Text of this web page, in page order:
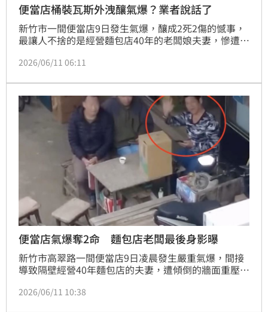
便當店桶裝瓦斯外洩釀氣爆？業者說話了
新竹市一間便當店9日發生氣爆，釀成2死2傷的憾事，
最讓人不捨的是經營麵包店40年的老闆娘夫妻，慘遭橫
瓦斯管線設備異常導致大量瓦斯外洩，遇上電氣引爆，
瓦斯的業者今日出面駁斥，氣爆現場已經找到偵測器殘
骸，呼籲在火調結果出爐前勿過早下定論。
2026/06/11 06:11
便當店氣爆奪2命 麵包店老闆最後身影曝
新竹市高翠路一間便當店9日凌晨發生嚴重氣爆，間接
導致隔壁經營40年麵包店的夫妻，遭傾倒的牆面重壓，
正和朋友在店外的小桌子聊天的畫面，看到空拍機錄
2026/06/11 10:38